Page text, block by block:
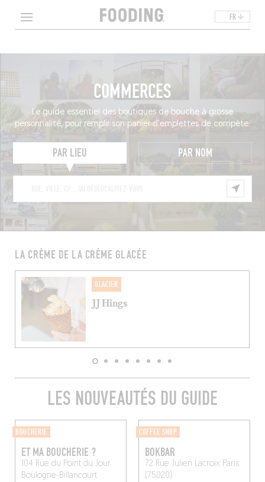
FR
COMMERCES
Le guide essentiel des boutiques de bouche à grosse
personnalité, pour remplir son panier d’emplettes de compète.
PAR LIEU PAR NOM
LA CRÈME DE LA CRÈME GLACÉE
GLACIER
JJ Hings
LES NOUVEAUTÉS DU GUIDE
BOUCHERIE
ET MA BOUCHERIE ?
104 Rue du Point du Jour
Boulogne-Billancourt
COFFEE SHOP
BOKBAR
72 Rue Julien Lacroix Paris
(75020)